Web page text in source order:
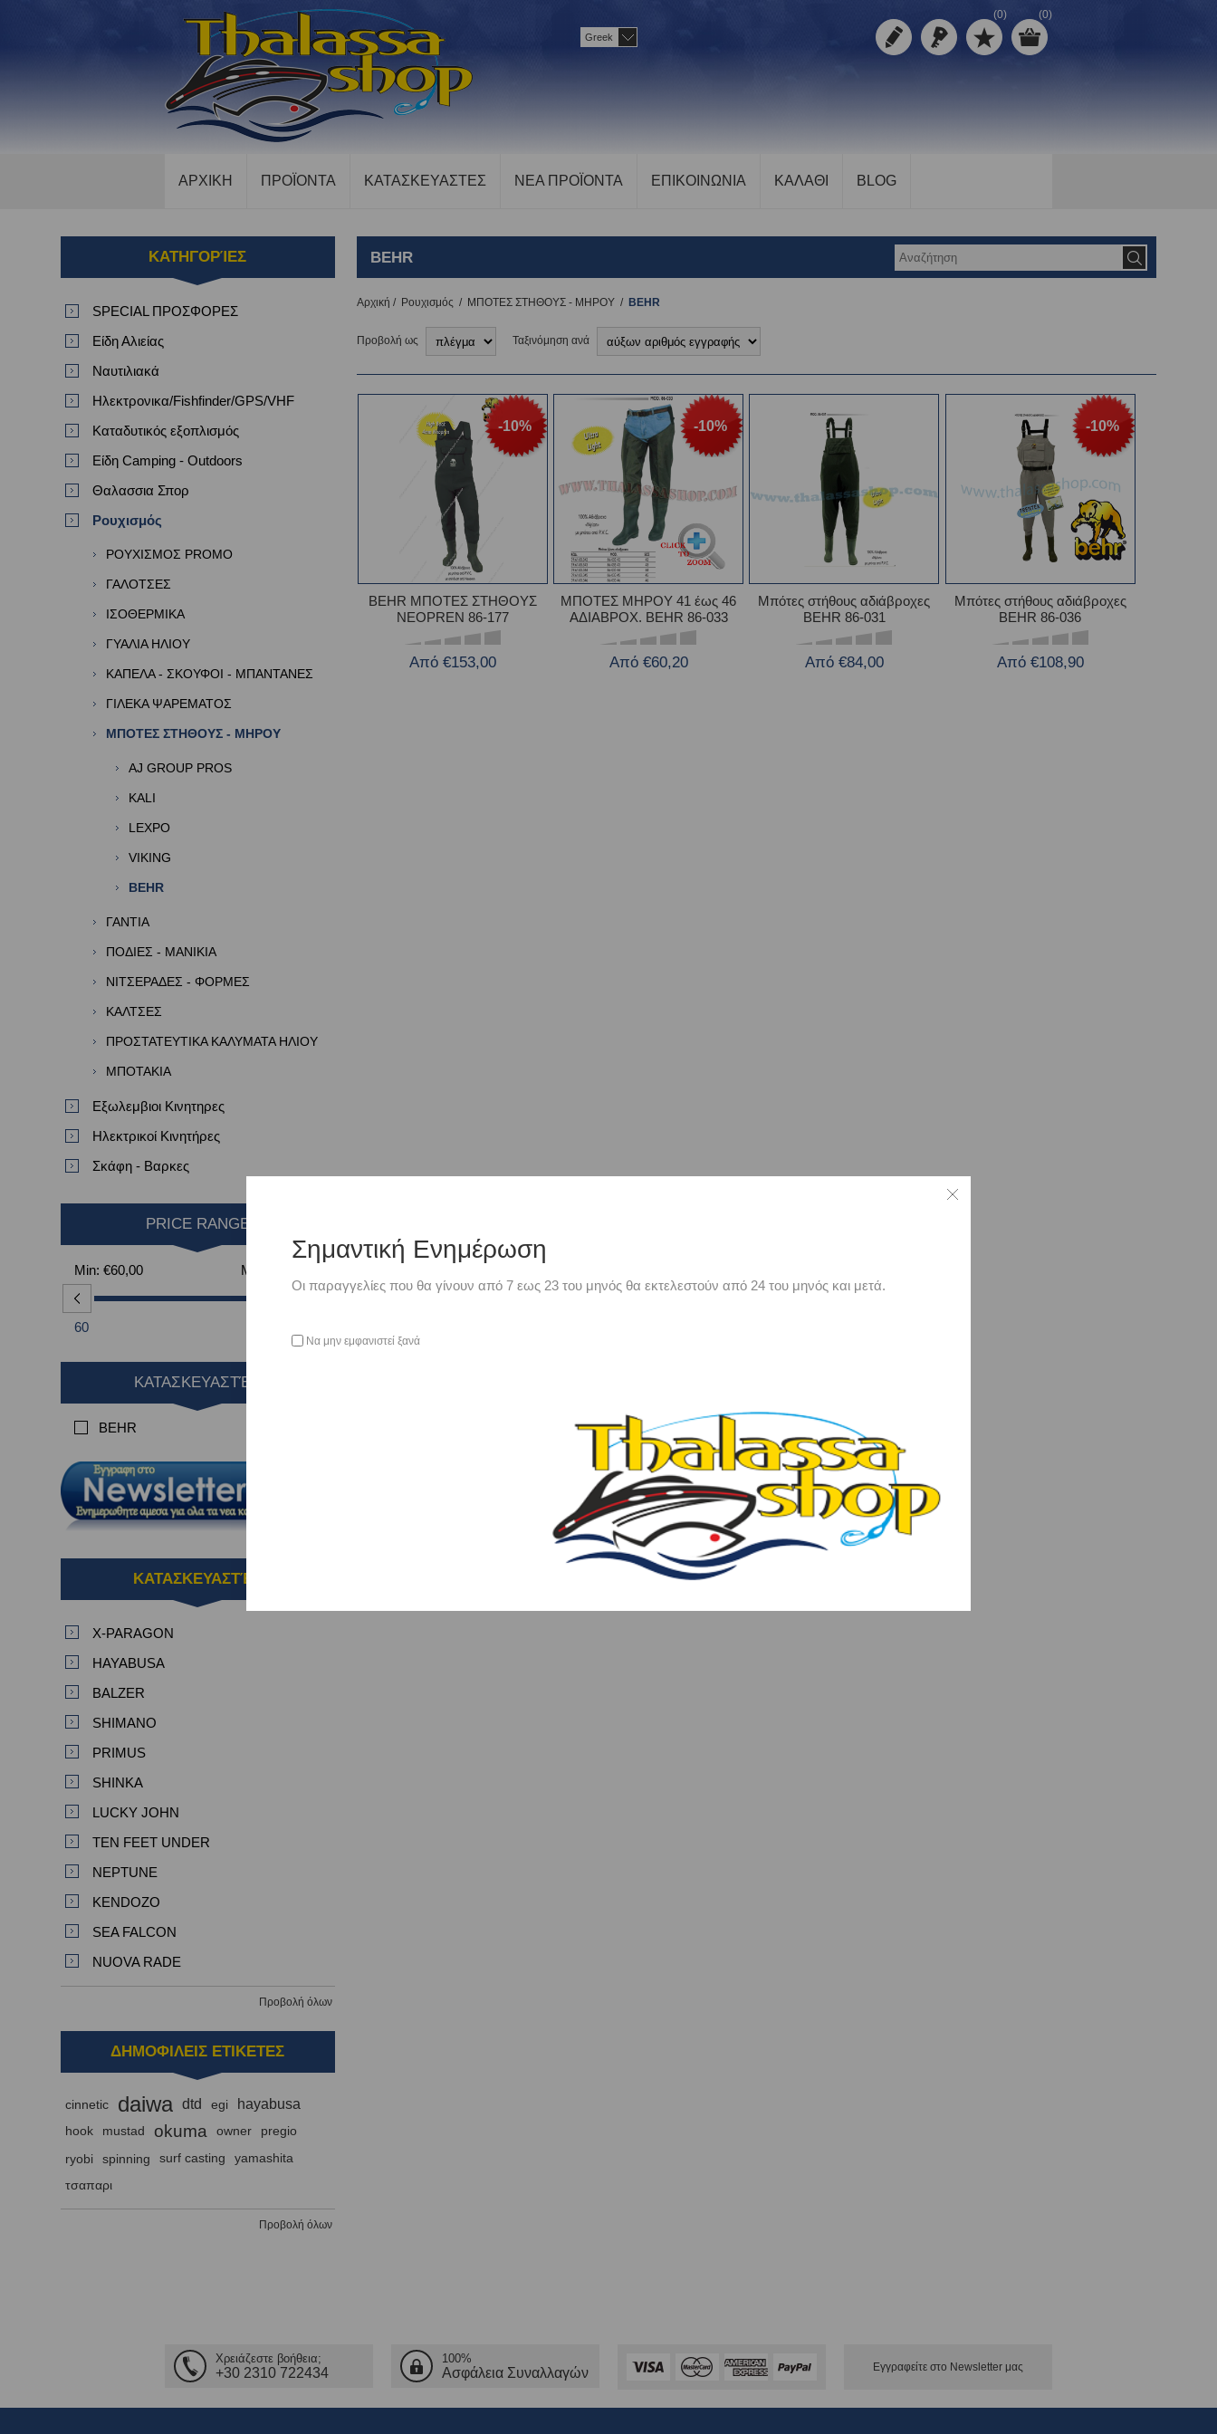
(0) (0)
Greek
ΑΡΧΙΚΗ ΠΡΟΪΟΝΤΑ ΚΑΤΑΣΚΕΥΑΣΤΕΣ ΝΕΑ ΠΡΟΪΟΝΤΑ ΕΠΙΚΟΙΝΩΝΙΑ ΚΑΛΑΘΙ BLOG
BEHR
Αρχική / Ρουχισμός / ΜΠΟΤΕΣ ΣΤΗΘΟΥΣ - ΜΗΡΟΥ / BEHR
Προβολή ως Ταξινόμηση ανά
-10%
BEHR ΜΠΟΤΕΣ ΣΤΗΘΟΥΣ
NEOPREN 86-177
Από €153,00
-10%
ΜΠΟΤΕΣ ΜΗΡΟΥ 41 έως 46
ΑΔΙΑΒΡΟΧ. BEHR 86-033
Από €60,20
Μπότες στήθους αδιάβροχες
BEHR 86-031
Από €84,00
-10%
Μπότες στήθους αδιάβροχες
BEHR 86-036
Από €108,90
ΚΑΤΗΓΟΡΊΕΣ
SPECIAL ΠΡΟΣΦΟΡΕΣ
Είδη Αλιείας
Ναυτιλιακά
Ηλεκτρονικα/Fishfinder/GPS/VHF
Καταδυτικός εξοπλισμός
Είδη Camping - Outdoors
Θαλασσια Σπορ
Ρουχισμός
ΡΟΥΧΙΣΜΟΣ PROMO
ΓΑΛΟΤΣΕΣ
ΙΣΟΘΕΡΜΙΚΑ
ΓΥΑΛΙΑ ΗΛΙΟΥ
ΚΑΠΕΛΑ - ΣΚΟΥΦΟΙ - ΜΠΑΝΤΑΝΕΣ
ΓΙΛΕΚΑ ΨΑΡΕΜΑΤΟΣ
ΜΠΟΤΕΣ ΣΤΗΘΟΥΣ - ΜΗΡΟΥ
AJ GROUP PROS
KALI
LEXPO
VIKING
BEHR
ΓΑΝΤΙΑ
ΠΟΔΙΕΣ - ΜΑΝΙΚΙΑ
ΝΙΤΣΕΡΑΔΕΣ - ΦΟΡΜΕΣ
ΚΑΛΤΣΕΣ
ΠΡΟΣΤΑΤΕΥΤΙΚΑ ΚΑΛΥΜΑΤΑ ΗΛΙΟΥ
ΜΠΟΤΑΚΙΑ
Εξωλεμβιοι Κινητηρες
Ηλεκτρικοί Κινητήρες
Σκάφη - Βαρκες
PRICE RANGE
Min: €60,00 Max:
60
ΚΑΤΑΣΚΕΥΑΣΤΈΣ
BEHR
ΚΑΤΑΣΚΕΥΑΣΤΈΣ
X-PARAGON
HAYABUSA
BALZER
SHIMANO
PRIMUS
SHINKA
LUCKY JOHN
TEN FEET UNDER
NEPTUNE
KENDOZO
SEA FALCON
NUOVA RADE
Προβολή όλων
ΔΗΜΟΦΙΛΕΙΣ ΕΤΙΚΕΤΕΣ
cinnetic daiwa dtd egi hayabusa
hook mustad okuma owner pregio
ryobi spinning surf casting
yamashita
τσαπαρι
Προβολή όλων
Χρειάζεστε βοήθεια;
+30 2310 722434
100%
Ασφάλεια Συναλλαγών Εγγραφείτε στο Νewsletter μας
Σημαντική Ενημέρωση
Οι παραγγελίες που θα γίνουν από 7 εως 23 του μηνός θα εκτελεστούν από 24 του μηνός και μετά.
Να μην εμφανιστεί ξανά